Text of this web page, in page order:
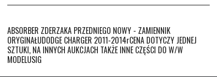
ABSORBER ZDERZAKA PRZEDNIEGO NOWY - ZAMIENNIK
ORYGINAŁUDODGE CHARGER 2011-2014rCENA DOTYCZY JEDNEJ
SZTUKI, NA INNYCH AUKCJACH TAKŻE INNE CZĘŚCI DO W/W
MODELUSIG